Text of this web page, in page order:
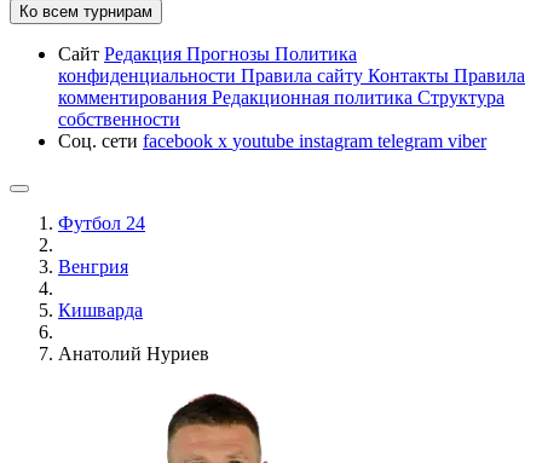
Ко всем турнирам
Сайт Редакция Прогнозы Политика
конфиденциальности Правила сайту Контакты Правила
комментирования Редакционная политика Структура
собственности
Соц. сети facebook x youtube instagram telegram viber
Футбол 24
Венгрия
Кишварда
Анатолий Нуриев